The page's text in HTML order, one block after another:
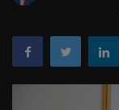
Le Journal